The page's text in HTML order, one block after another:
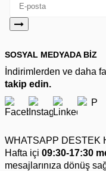
SOSYAL MEDYADA BİZ
İndirimlerden ve daha
takip edin.
WHATSAPP DESTEK
Hafta içi 09:30-17:30
mesajlarınıza dönüş